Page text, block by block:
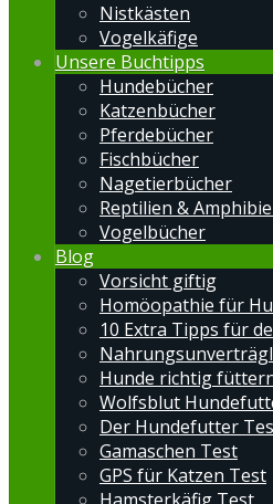
Nistkästen
Vogelkäfige
Unsere Buchtipps
Hundebücher
Katzenbücher
Pferdebücher
Fischbücher
Nagetierbücher
Reptilien &
Vogelbücher
Blog
Vorsicht giftig
Homöopathie für
10 Extra Tipps für
Hunde richtig
Wolfsblut
Der Hundefutter
Gamaschen Test
GPS für Katzen Test